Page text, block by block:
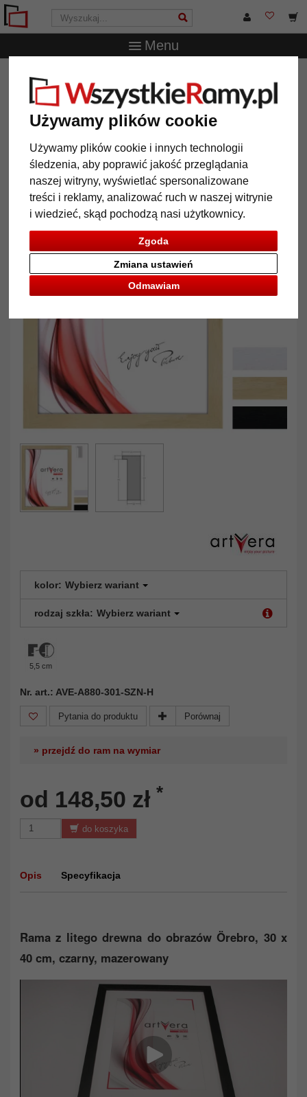
Używamy plików cookie
Używamy plików cookie i innych technologii
śledzenia, aby poprawić jakość przeglądania
naszej witryny, wyświetlać spersonalizowane
treści i reklamy, analizować ruch w naszej witrynie
i wiedzieć, skąd pochodzą nasi użytkownicy.
Zgoda
Odmawiam
Zmiana ustawień
Menu
WszystkieRamy.pl
drewna do obrazów Örebro na wymiar
Rama z litego drewna do obrazów
Örebro na wymiar
kolor: Wybierz wariant
rodzaj szkła: Wybierz wariant
5,5 cm
Nr. art.: AVE-A880-301-SZN-H
Pytania do produktu Porównaj
» przejdź do ram na wymiar
od 148,50 zł *
do koszyka
Opis Specyfikacja
Rama z litego drewna do obrazów Örebro, 30 x
40 cm, czarny, mazerowany